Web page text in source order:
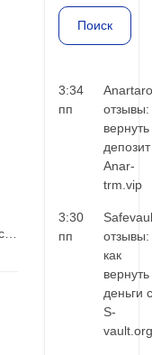
3:34
пп
отзывы:
вернуть
Anar-
trm.vip
3:30
пп
отзывы:
как
вернуть
деньги с
S-
vault.org